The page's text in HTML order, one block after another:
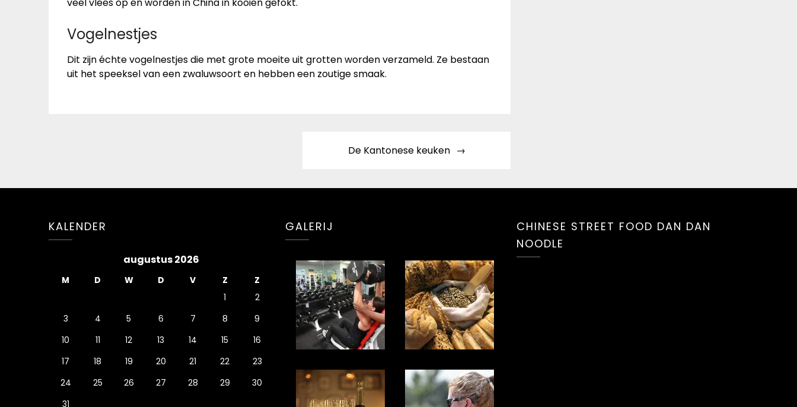
veel vlees op en worden in China in kooien gefokt.
Vogelnestjes
Dit zijn échte vogelnestjes die met grote moeite uit grotten worden verzameld. Ze bestaan
uit het speeksel van een zwaluwsoort en hebben een zoutige smaak.
De Kantonese keuken
KALENDER
augustus 2026
M D W D V Z
Z
1
2
3
4 5 6 7 8
9
10
11 12 13 14 15
16
17
18 19 20 21 22
23
24
25 26 27 28 29
30
31
GALERIJ
CHINESE STREET FOOD DAN DAN
NOODLE